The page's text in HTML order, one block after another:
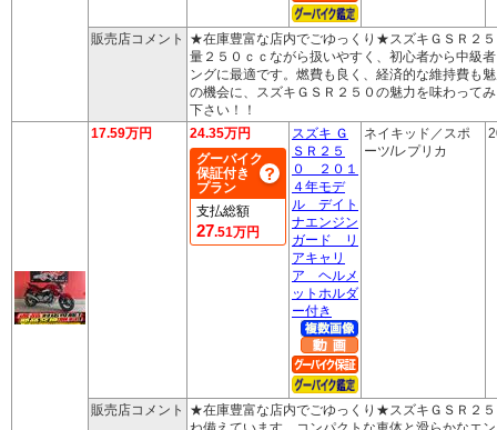
販売店コメント
★在庫豊富な店内でごゆっくり★スズキＧＳＲ２
量２５０ｃｃながら扱いやすく、初心者から中級
ングに最適です。燃費も良く、経済的な維持費も
の機会に、スズキＧＳＲ２５０の魅力を味わって
下さい！！
17.59万円
24.35万円
グーバイク
保証付き
プラン
支払総額
27.51万円
スズキ Ｇ
ＳＲ２５
０ ２０１
４年モデ
ル デイト
ナエンジン
ガード リ
アキャリ
ア ヘルメ
ットホルダ
ー付き
ネイキッド／スポ
ーツ/レプリカ
販売店コメント
★在庫豊富な店内でごゆっくり★スズキＧＳＲ２